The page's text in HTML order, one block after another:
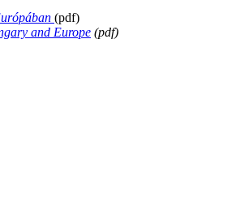
(pdf)
and Europe (pdf)